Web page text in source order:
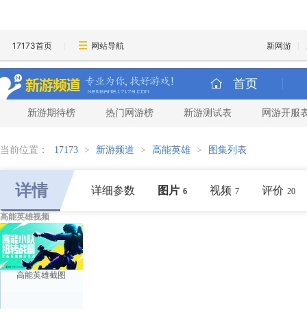
17173首页 网站导航 新网游
首页
新游期待榜 热门网游榜 新游测试表 网游开服
当前位置： 17173 > 新游频道 > 高能英雄 > 图集列表
详情 详细参数 图片 6 视频 7 评价 20
高能英雄视频
高能英雄截图